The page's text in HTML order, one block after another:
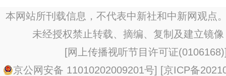
本网站所刊载信息，不代表中新社和中新网观点
未经授权禁止转载、摘编、复制及建立镜
[网上传播视听节目许可证(0106168)
京公网安备 11010202009201号] [京ICP备